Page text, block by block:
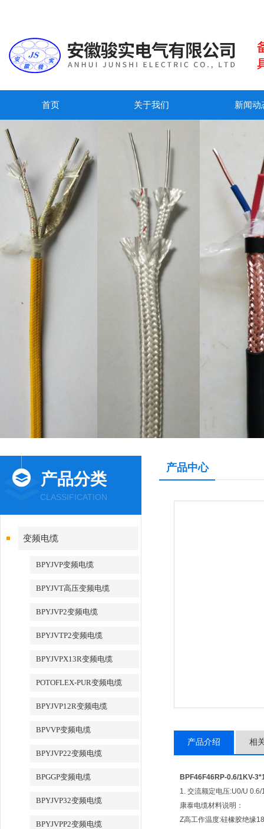
首页 关于我们 新闻动
产品分类
CLASSIFICATION
变频电缆
BPYJVP变频电缆
BPYJVT高压变频电缆
BPYJVP2变频电缆
BPYJVTP2变频电缆
BPYJVPX13R变频电缆
POTOFLEX-PUR变频电缆
BPYJVP12R变频电缆
BPVVP变频电缆
BPYJVP22变频电缆
BPGGP变频电缆
BPYJVP32变频电缆
BPYJVPP2变频电缆
产品中心
产品介绍 相
BPF46F46RP-0.6/1KV-
1. 交流额定电压:U0/U 0.6/
康泰电缆材料说明：
Z高工作温度:硅橡胶绝缘